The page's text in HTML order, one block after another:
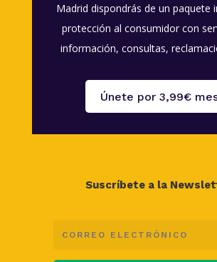
Madrid dispondrás de un paquete
protección al consumidor con
información, consultas,
Únete por 3,99€
Suscríbete a la